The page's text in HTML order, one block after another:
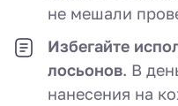
не мешали
Избегайте
лосьонов. В
нанесения на